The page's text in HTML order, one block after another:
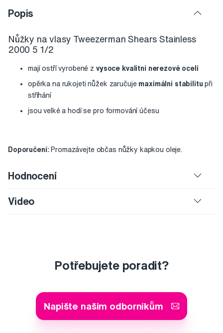
Popis
Nůžky na vlasy Tweezerman Shears Stainless
2000 5 1/2
mají ostří vyrobené z vysoce kvalitní nerezové oceli
opěrka na rukojeti nůžek zaručuje maximální stabilitupři
stříhání
jsou velké a hodí se pro formování účesu
Doporučení: Promazávejte občas nůžky kapkou oleje.
Hodnocení
Video
Potřebujete poradit?
Napište našim odborníkům